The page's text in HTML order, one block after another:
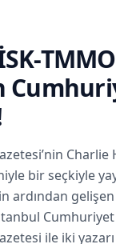
Charlie
bir seçkiyle
ardından
Cumhuriyet
ile iki